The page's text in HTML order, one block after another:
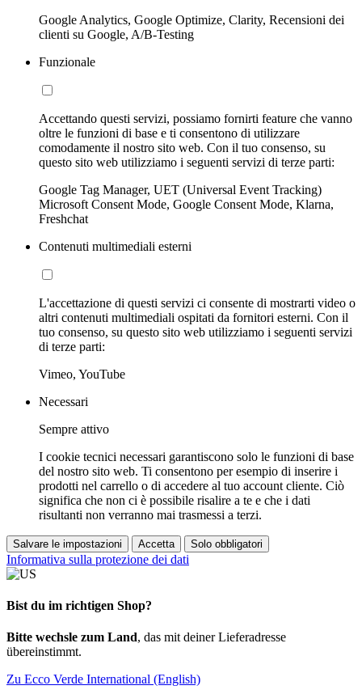
Google Analytics, Google Optimize, Clarity, Recensioni dei
clienti su Google, A/B-Testing
Funzionale
Accettando questi servizi, possiamo fornirti feature che vanno
oltre le funzioni di base e ti consentono di utilizzare
comodamente il nostro sito web. Con il tuo consenso, su
questo sito web utilizziamo i seguenti servizi di terze parti:
Google Tag Manager, UET (Universal Event Tracking)
Microsoft Consent Mode, Google Consent Mode, Klarna,
Freshchat
Contenuti multimediali esterni
L'accettazione di questi servizi ci consente di mostrarti video o
altri contenuti multimediali ospitati da fornitori esterni. Con il
tuo consenso, su questo sito web utilizziamo i seguenti servizi
di terze parti:
Vimeo, YouTube
Necessari
Sempre attivo
I cookie tecnici necessari garantiscono solo le funzioni di base
del nostro sito web. Ti consentono per esempio di inserire i
prodotti nel carrello o di accedere al tuo account cliente. Ciò
significa che non ci è possibile risalire a te e che i dati
risultanti non verranno mai trasmessi a terzi.
Salvare le impostazioni Accetta Solo obbligatori
Informativa sulla protezione dei dati
Bist du im richtigen Shop?
Bitte wechsle zum Land, das mit deiner Lieferadresse
übereinstimmt.
Zu Ecco Verde International (English)